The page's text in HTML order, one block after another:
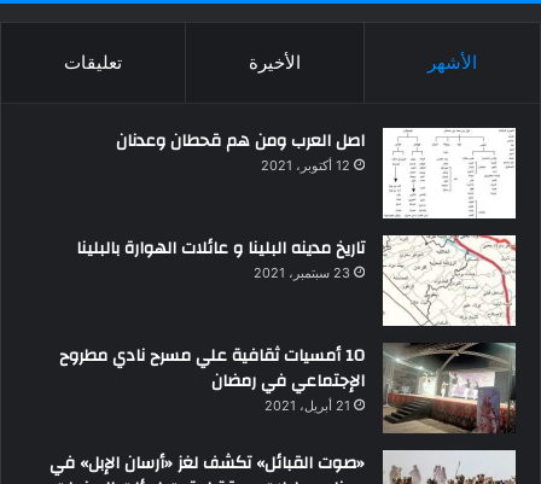
الأشهر الأخيرة تعليقات
اصل العرب ومن هم قحطان وعدنان
12 أكتوبر، 2021
تاريخ مدينه البلينا و عائلات الهوارة بالبلينا
23 سبتمبر، 2021
10 أمسيات ثقافية علي مسرح نادي مطروح
الإجتماعي في رمضان
21 أبريل، 2021
«صوت القبائل» تكشف لغز «أرسان الإبل» في